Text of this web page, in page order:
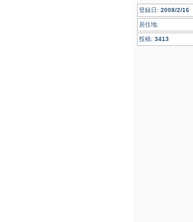
登録日: 2008/2/16
居住地:
投稿: 3413